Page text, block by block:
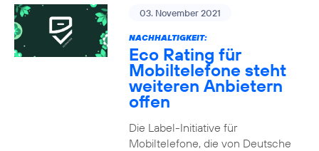
03. November 2021
NACHHALTIGKEIT:
Eco Rating für
Mobiltelefone steht
weiteren Anbietern
offen
Die Label-Initiative für
Mobiltelefone, die von Deutsche